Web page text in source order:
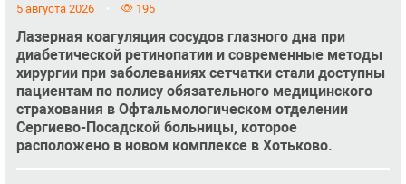
5 августа 2026 195
Лазерная коагуляция сосудов глазного дна при
диабетической ретинопатии и современные методы
хирургии при заболеваниях сетчатки стали доступны
пациентам по полису обязательного медицинского
страхования в Офтальмологическом отделении
Сергиево-Посадской больницы, которое
расположено в новом комплексе в Хотьково.